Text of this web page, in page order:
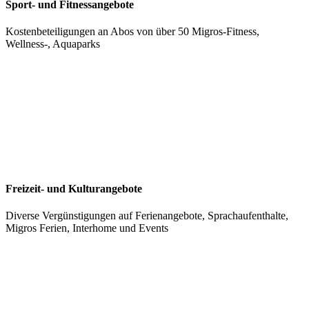
Sport- und Fitnessangebote
Kostenbeteiligungen an Abos von über 50 Migros-Fitness,
Wellness-, Aquaparks
Freizeit- und Kulturangebote
Diverse Vergünstigungen auf Ferienangebote, Sprachaufenthalte,
Migros Ferien, Interhome und Events